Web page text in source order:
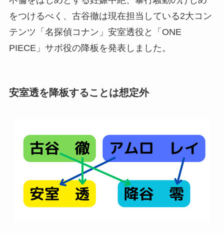
をつけるべく、古谷徹は現在担当している2大コン
テンツ「名探偵コナン」安室透役と「ONE
PIECE」サボ役の降板を発表しました。
安室透を降板することは想定外